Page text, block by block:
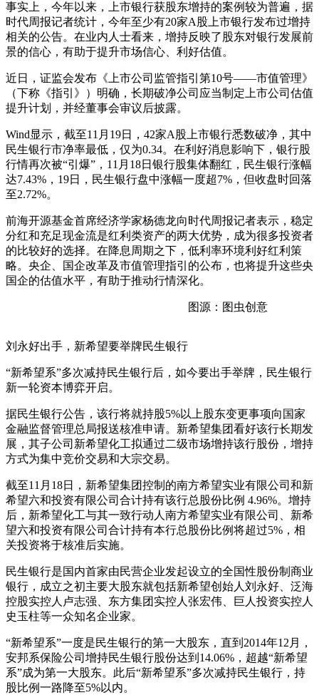
事实上，今年以来，上市银行获股东增持的案例较为普遍，据
时代周报记者统计，今年至少有20家A股上市银行发布过增持
相关的公告。在业内人士看来，增持反映了股东对银行发展前
景的信心，有助于提升市场信心、利好估值。
近日，证监会发布《上市公司监管指引第10号——市值管理》
（下称《指引》）明确，长期破净公司应当制定上市公司估值
提升计划，并经董事会审议后披露。
Wind显示，截至11月19日，42家A股上市银行悉数破净，其中
民生银行市净率最低，仅为0.34。在利好消息影响下，银行股
行情再次被“引爆”，11月18日银行股集体翻红，民生银行涨幅
达7.43%，19日，民生银行盘中涨幅一度超7%，但收盘时回落
至2.72%。
前海开源基金首席经济学家杨德龙向时代周报记者表示，稳定
分红和充足现金流是红利类资产的两大优势，成为很多投资者
的比较好的选择。在降息周期之下，低利率环境利好红利策
略。央企、国企改革及市值管理指引的公布，也将提升这些央
国企的估值水平，有助于推动行情深化。
图源：图虫创意
刘永好出手，新希望要举牌民生银行
“新希望系”多次减持民生银行后，如今要出手举牌，民生银行
新一轮资本博弈开启。
据民生银行公告，该行将就持股5%以上股东变更事项向国家
金融监督管理总局报送核准申请。新希望集团看好该行长期发
展，其子公司新希望化工拟通过二级市场增持该行股份，增持
方式为集中竞价交易和大宗交易。
截至11月18日，新希望集团控制的南方希望实业有限公司和新
希望六和投资有限公司合计持有该行总股份比例 4.96%。增持
后，新希望化工与其一致行动人南方希望实业有限公司、新希
望六和投资有限公司合计持有本行总股份比例将超过5%，相
关投资将于核准后实施。
民生银行是国内首家由民营企业发起设立的全国性股份制商业
银行，成立之初主要大股东就包括新希望创始人刘永好、泛海
控股实控人卢志强、东方集团实控人张宏伟、巨人投资实控人
史玉柱等一众知名企业家。
“新希望系”一度是民生银行的第一大股东，直到2014年12月，
安邦系保险公司增持民生银行股份达到14.06%，超越“新希望
系”成为第一大股东。此后“新希望系”多次减持民生银行，持
股比例一路降至5%以内。